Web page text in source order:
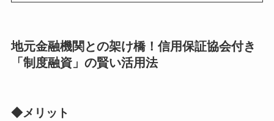
地元金融機関との架け橋！信用保証協会付き
「制度融資」の賢い活用法
◆メリット